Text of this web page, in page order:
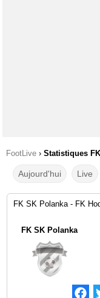
FootLive › Statistiques
Aujourd'hui Live
FK SK Polanka - FK
FK SK Polanka